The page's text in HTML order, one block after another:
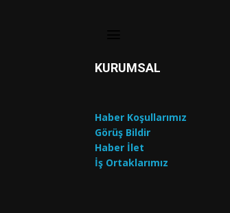
KURUMSAL
Haber Koşullarımız
Görüş Bildir
Haber İlet
İş Ortaklarımız